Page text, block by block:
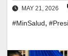
MAY 21, 2026
#MinSalud,